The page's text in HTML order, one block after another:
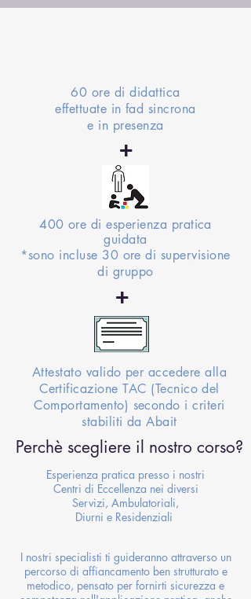
60 ore di didattica
effettuate in fad sincrona
e in presenza
+
400 ore di esperienza pratica
guidata
*sono incluse 30 ore di supervisione
di gruppo
+
Attestato valido per accedere alla
Certificazione TAC (Tecnico del
Comportamento) secondo i criteri
stabiliti da Abait
Perchè scegliere il nostro corso?
Esperienza pratica presso i nostri
Centri di Eccellenza nei diversi
Servizi, Ambulatoriali,
Diurni e Residenziali
I nostri specialisti ti guideranno attraverso un
percorso di affiancamento ben strutturato e
metodico, pensato per fornirti sicurezza e